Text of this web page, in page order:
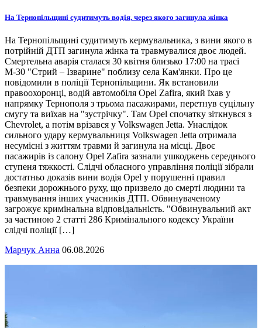
На Тернопільщині судитимуть водія, через якого загинула жінка
На Тернопільщині судитимуть кермувальника, з вини якого в
потрійній ДТП загинула жінка та травмувалися двоє людей.
Смертельна аварія сталася 30 квітня близько 17:00 на трасі
М-30 "Стрий – Ізварине" поблизу села Кам'янки. Про це
повідомили в поліції Тернопільщини. Як встановили
правоохоронці, водій автомобіля Opel Zafira, який їхав у
напрямку Тернополя з трьома пасажирами, перетнув суцільну
смугу та виїхав на "зустрічку". Там Opel спочатку зіткнувся з
Chevrolet, а потім врізався у Volkswagen Jetta. Унаслідок
сильного удару кермувальниця Volkswagen Jetta отримала
несумісні з життям травми й загинула на місці. Двоє
пасажирів із салону Opel Zafira зазнали ушкоджень середнього
ступеня тяжкості. Слідчі обласного управління поліції зібрали
достатньо доказів вини водія Opel у порушенні правил
безпеки дорожнього руху, що призвело до смерті людини та
травмування інших учасників ДТП. Обвинуваченому
загрожує кримінальна відповідальність. "Обвинувальний акт
за частиною 2 статті 286 Кримінального кодексу України
слідчі поліції […]
Марчук Анна 06.08.2026